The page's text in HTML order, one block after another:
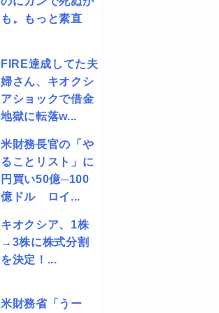
も。もっと素直
FIRE達成してた夫
婦さん、キオクシ
アショックで借金
地獄に転落w...
米財務長官の「や
ることリスト」に
円買い50億─100
億ドル ロイ...
キオクシア、1株
→3株に株式分割
を決定！...
米財務省「うー